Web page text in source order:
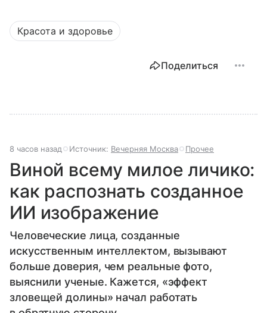
Красота и здоровье
Поделиться
8 часов назад Источник: Вечерняя Москва Прочее
Виной всему милое личико:
как распознать созданное
ИИ изображение
Человеческие лица, созданные
искусственным интеллектом, вызывают
больше доверия, чем реальные фото,
выяснили ученые. Кажется, «эффект
зловещей долины» начал работать